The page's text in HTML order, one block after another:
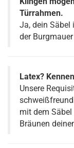
Türrahmen.
Ja, dein Säbel
der
Latex?
Unsere
mit dem Säbel
Bräunen